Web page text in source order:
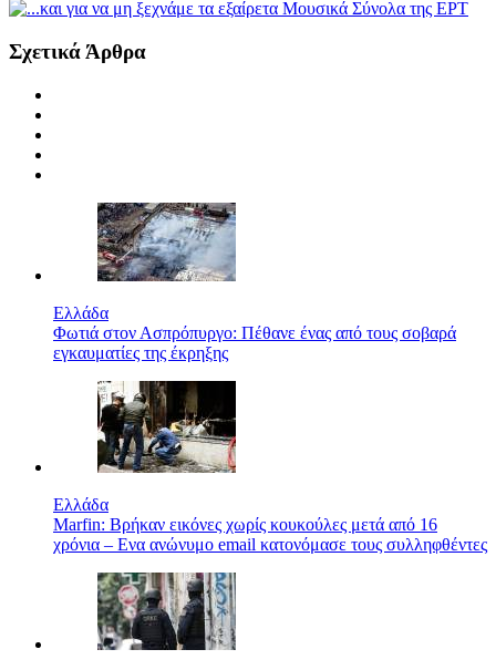
Σχετικά Άρθρα
Ελλάδα
Φωτιά στον Ασπρόπυργο: Πέθανε ένας από τους σοβαρά
εγκαυματίες της έκρηξης
Ελλάδα
Marfin: Βρήκαν εικόνες χωρίς κουκούλες μετά από 16
χρόνια – Ενα ανώνυμο email κατονόμασε τους συλληφθέντες